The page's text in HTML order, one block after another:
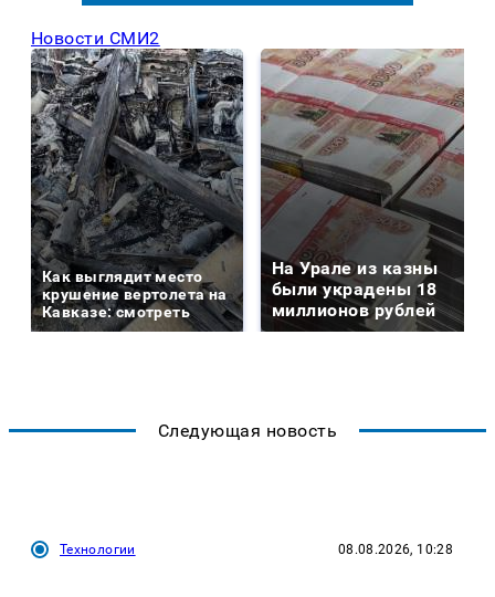
Новости СМИ2
Как выглядит место
крушение вертолета на
Кавказе: смотреть
На Урале из казны
были украдены 18
миллионов рублей
Следующая новость
Технологии 08.08.2026, 10:28